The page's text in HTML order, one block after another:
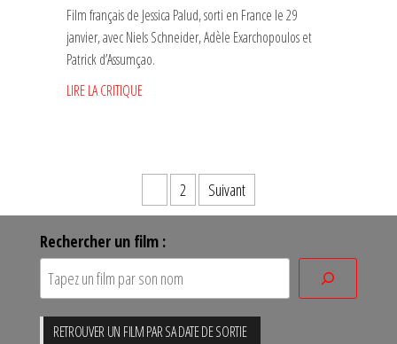
Film français de Jessica Palud, sorti en France le 29
janvier, avec Niels Schneider, Adèle Exarchopoulos et
Patrick d’Assumçao.
LIRE LA CRITIQUE
des
publications
2 Suivant
Rechercher un film :
RETROUVER UN FILM PAR SA DATE DE SORTIE